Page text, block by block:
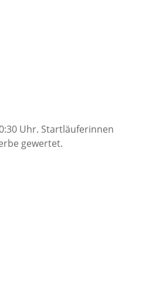
Uhr. Startläuferinnen
gewertet.